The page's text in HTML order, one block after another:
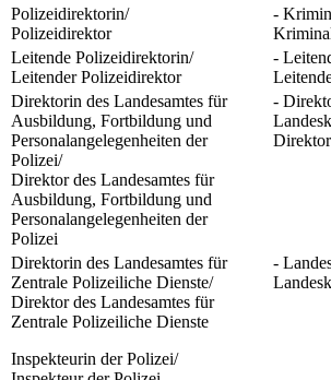
Polizeidirektorin/
Polizeidirektor
-
Leitende Polizeidirektorin/
Leitender Polizeidirektor
-
Direktorin des Landesamtes für
Ausbildung, Fortbildung und
Personalangelegenheiten der
Polizei/
Direktor des Landesamtes für
Ausbildung, Fortbildung und
Personalangelegenheiten der
Polizei
-
Direktorin des Landesamtes für
Zentrale Polizeiliche Dienste/
Direktor des Landesamtes für
Zentrale Polizeiliche Dienste
Inspekteurin der Polizei/
-